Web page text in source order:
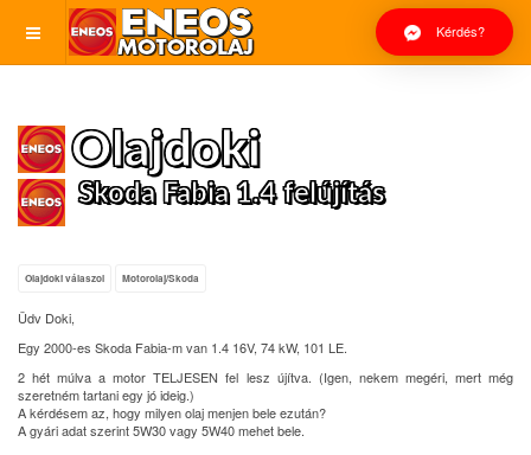
Kérdés?
Olajdoki
Skoda Fabia 1.4 felújítás
Olajdoki válaszol Motorolaj/Skoda
Üdv Doki,
Egy 2000-es Skoda Fabia-m van 1.4 16V, 74 kW, 101 LE.
2 hét múlva a motor TELJESEN fel lesz újítva. (Igen, nekem megéri, mert még
szeretném tartani egy jó ideig.)
A kérdésem az, hogy milyen olaj menjen bele ezután?
A gyári adat szerint 5W30 vagy 5W40 mehet bele.